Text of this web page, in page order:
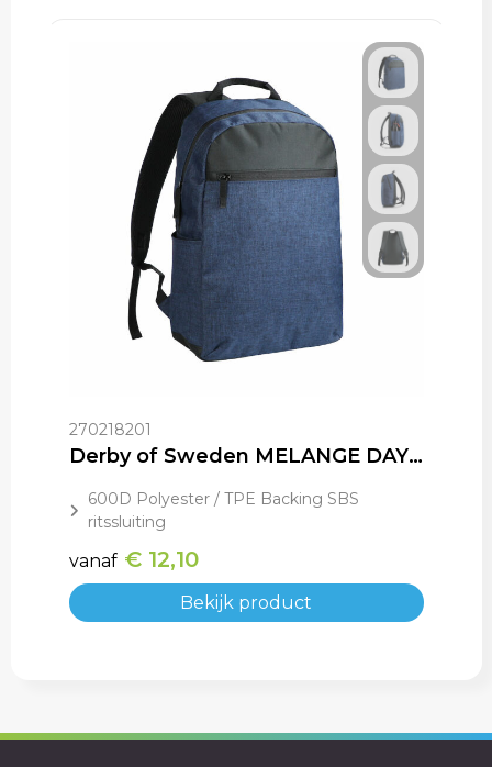
270218201
Derby of Sweden MELANGE DAYPACK
600D Polyester / TPE Backing SBS
ritssluiting
vanaf € 12,10
Bekijk product